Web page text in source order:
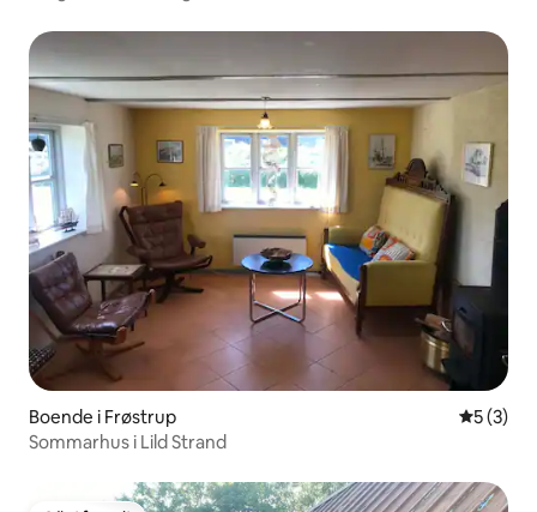
Boende i Frøstrup 5 av 5 i
5 (3)
Sommarhus i Lild Strand